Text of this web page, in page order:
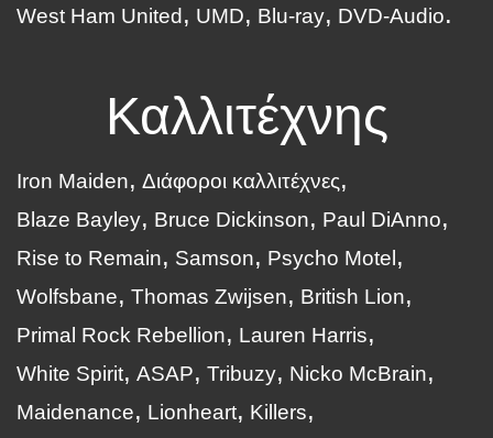
West Ham United
UMD Blu-ray DVD-Audio
Καλλιτέχνης
Iron Maiden
Διάφοροι καλλιτέχνες
Blaze Bayley
Bruce Dickinson
Paul DiAnno
Rise to Remain
Samson
Psycho Motel
Wolfsbane
Thomas Zwijsen
British Lion
Primal Rock Rebellion
Lauren Harris
White Spirit ASAP Tribuzy
Nicko McBrain
Maidenance
Lionheart
Killers